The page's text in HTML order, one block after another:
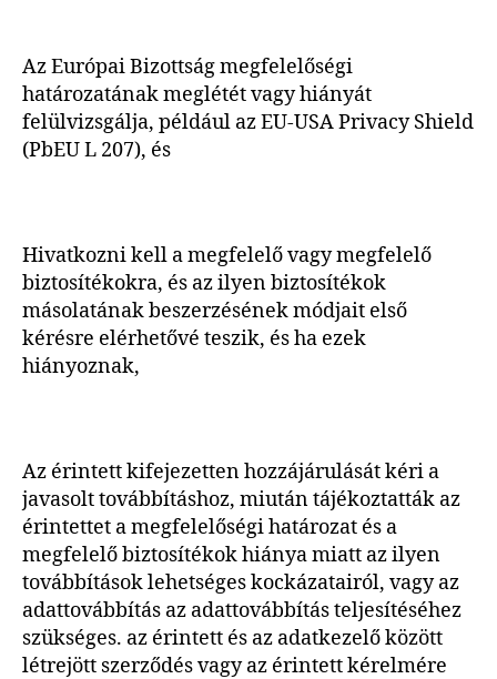
Az Európai Bizottság megfelelőségi
határozatának meglétét vagy hiányát
felülvizsgálja, például az EU-USA Privacy Shield
(PbEU L 207), és
Hivatkozni kell a megfelelő vagy megfelelő
biztosítékokra, és az ilyen biztosítékok
másolatának beszerzésének módjait első
kérésre elérhetővé teszik, és ha ezek
hiányoznak,
Az érintett kifejezetten hozzájárulását kéri a
javasolt továbbításhoz, miután tájékoztatták az
érintettet a megfelelőségi határozat és a
megfelelő biztosítékok hiánya miatt az ilyen
továbbítások lehetséges kockázatairól, vagy az
adattovábbítás az adattovábbítás teljesítéséhez
szükséges. az érintett és az adatkezelő között
létrejött szerződés vagy az érintett kérelmére